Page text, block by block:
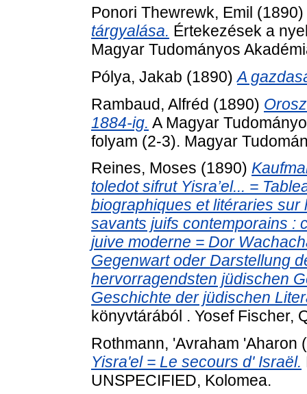
Ponori Thewrewk, Emil (1890)
tárgyalása. Értekezések a
Magyar Tudományos
Pólya, Jakab (1890)A
Rambaud, Alfréd (1890)
1884-ig. A Magyar
folyam (2-3). Magyar
Reines, Moses (1890)
toledot sifrut Yisra’el... =
biographiques et litéraries
savants juifs contemporains :
juive moderne = Dor
Gegenwart oder Darstellung
hervorragendsten jüdischen
Geschichte der jüdischen
könyvtárából . Yosef Fischer,
Rothmann, 'Avraham 'Aharon
Yisra'el = Le secours d' Israël.
UNSPECIFIED, Kolomea.